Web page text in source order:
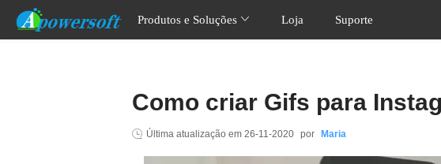
Produtos e Soluções Loja Suporte
Como criar Gifs para
Última atualização em 26-11-2020 por Maria